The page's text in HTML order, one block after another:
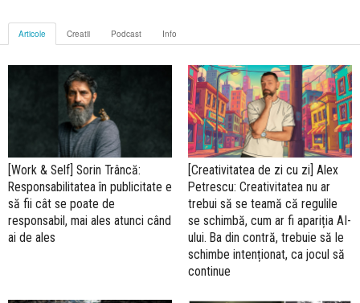
Articole Creatii Podcast Info
[Work & Self] Sorin Trâncă:
Responsabilitatea în publicitate e
să fii cât se poate de
responsabil, mai ales atunci când
ai de ales
[Creativitatea de zi cu zi] Alex
Petrescu: Creativitatea nu ar
trebui să se teamă că regulile
se schimbă, cum ar fi apariția AI-
ului. Ba din contră, trebuie să le
schimbe intenționat, ca jocul să
continue